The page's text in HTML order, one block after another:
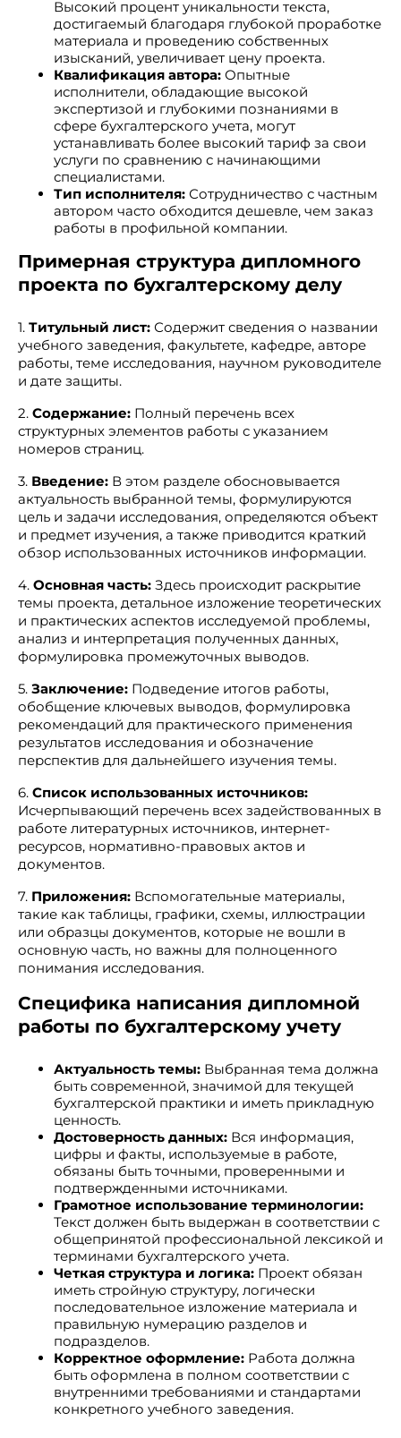
Высокий процент уникальности текста,
достигаемый благодаря глубокой проработке
материала и проведению собственных
изысканий, увеличивает цену проекта.
Квалификация автора: Опытные
исполнители, обладающие высокой
экспертизой и глубокими познаниями в
сфере бухгалтерского учета, могут
устанавливать более высокий тариф за свои
услуги по сравнению с начинающими
специалистами.
Тип исполнителя: Сотрудничество с частным
автором часто обходится дешевле, чем заказ
работы в профильной компании.
Примерная структура дипломного
проекта по бухгалтерскому делу
1. Титульный лист: Содержит сведения о названии
учебного заведения, факультете, кафедре, авторе
работы, теме исследования, научном руководителе
и дате защиты.
2. Содержание: Полный перечень всех
структурных элементов работы с указанием
номеров страниц.
3. Введение: В этом разделе обосновывается
актуальность выбранной темы, формулируются
цель и задачи исследования, определяются объект
и предмет изучения, а также приводится краткий
обзор использованных источников информации.
4. Основная часть: Здесь происходит раскрытие
темы проекта, детальное изложение теоретических
и практических аспектов исследуемой проблемы,
анализ и интерпретация полученных данных,
формулировка промежуточных выводов.
5. Заключение: Подведение итогов работы,
обобщение ключевых выводов, формулировка
рекомендаций для практического применения
результатов исследования и обозначение
перспектив для дальнейшего изучения темы.
6. Список использованных источников:
Исчерпывающий перечень всех задействованных в
работе литературных источников, интернет-
ресурсов, нормативно-правовых актов и
документов.
7. Приложения: Вспомогательные материалы,
такие как таблицы, графики, схемы, иллюстрации
или образцы документов, которые не вошли в
основную часть, но важны для полноценного
понимания исследования.
Специфика написания дипломной
работы по бухгалтерскому учету
Актуальность темы: Выбранная тема должна
быть современной, значимой для текущей
бухгалтерской практики и иметь прикладную
ценность.
Достоверность данных: Вся информация,
цифры и факты, используемые в работе,
обязаны быть точными, проверенными и
подтвержденными источниками.
Грамотное использование терминологии:
Текст должен быть выдержан в соответствии с
общепринятой профессиональной лексикой и
терминами бухгалтерского учета.
Четкая структура и логика: Проект обязан
иметь стройную структуру, логически
последовательное изложение материала и
правильную нумерацию разделов и
подразделов.
Корректное оформление: Работа должна
быть оформлена в полном соответствии с
внутренними требованиями и стандартами
конкретного учебного заведения.